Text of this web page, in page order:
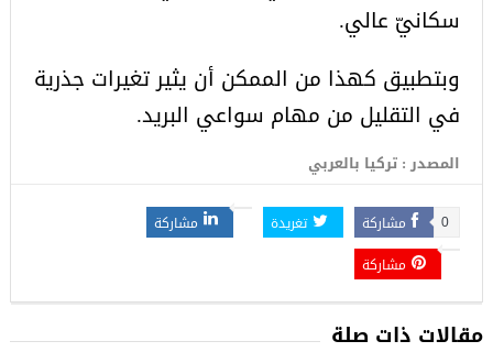
سكانيّ عالي.
وبتطبيق كهذا من الممكن أن يثير تغيرات جذرية
في التقليل من مهام سواعي البريد.
المصدر : تركيا بالعربي
مشاركة 0 تغريدة
مشاركة
مشاركة
مقالات ذات صلة